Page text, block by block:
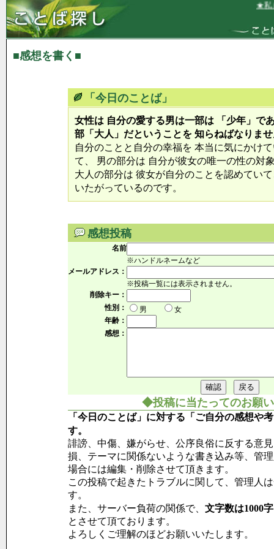
★私は
■感想を書く■
「今日のことば」
女性は 自分の愛する男は一部は 「少年」で
部「大人」だということを 知らねばなりま
自分のことと自分の幸福を 本当に気にかけ
て、 男の部分は 自分が彼女の唯一の性の対
大人の部分は 彼女が自分のことを認めてい
いたがっているのです。
感想投稿
名前
※ハンドルネームなど
メールアドレス：
※投稿一覧には表示されません。
削除キー：
性別：
男
女
年齢：
感想：
◆投稿に当たってのお願
「今日のことば」に対する「ご自分の感想や
す。
誹謗、中傷、嫌がらせ、公序良俗に反する意
損、テーマに関係ないような書き込み等、管
場合には編集・削除させて頂きます。
この投稿で起きたトラブルに関して、管理人
す。
また、サーバー負荷の関係で、 文字数は1000
とさせて頂ております。
よろしくご理解のほどお願いいたします。